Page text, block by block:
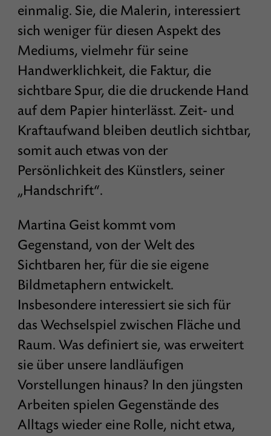
einmalig. Sie, die Malerin, interessiert
sich weniger für diesen Aspekt des
Mediums, vielmehr für seine
Handwerklichkeit, die Faktur, die
sichtbare Spur, die die druckende Hand
auf dem Papier hinterlässt. Zeit- und
Kraftaufwand bleiben deutlich sichtbar,
somit auch etwas von der
Persönlichkeit des Künstlers, seiner
„Handschrift“.
Martina Geist kommt vom
Gegenstand, von der Welt des
Sichtbaren her, für die sie eigene
Bildmetaphern entwickelt.
Insbesondere interessiert sie sich für
das Wechselspiel zwischen Fläche und
Raum. Was definiert sie, was erweitert
sie über unsere landläufigen
Vorstellungen hinaus? In den jüngsten
Arbeiten spielen Gegenstände des
Alltags wieder eine Rolle, nicht etwa,